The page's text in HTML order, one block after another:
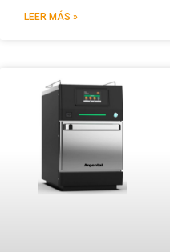
LEER MÁS »